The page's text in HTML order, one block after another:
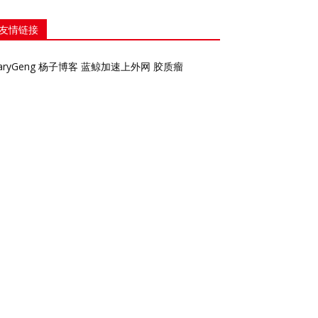
情链接
杨子博客 蓝鲸加速上外网 胶质瘤